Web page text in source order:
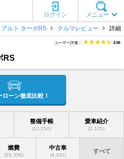
メニュー
ログイン
アルト ターボRS クルマレビュー 詳細
RS
ユーザー評価： 4.58
ローン徹底比較！
整備手帳
(13,550)
愛車紹介
(2,105)
燃費
(29,356)
中古車
(4,332)
すべて